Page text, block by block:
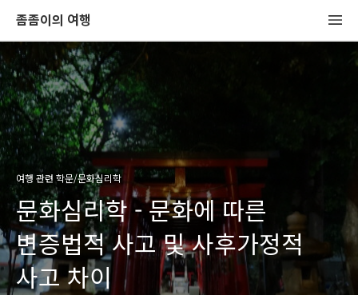
좀좀이의 여행
여행 관련 학문/문화심리학
문화심리학 - 문화에 따른
변증법적 사고 및 사후가정적
사고 차이